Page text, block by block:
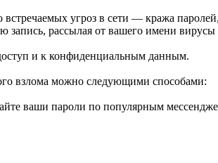
встречаемых угроз в сети — кража
запись, рассылая от вашего имени
и к конфиденциальным данным.
взлома можно следующими способами:
ваши пароли по популярным